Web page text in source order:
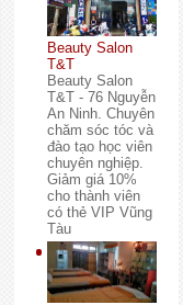
Beauty Salon
T&T
Beauty Salon
T&T - 76 Nguyễn
An Ninh. Chuyên
chăm sóc tóc và
đào tạo học viên
chuyên nghiệp.
Giảm giá 10%
cho thành viên
có thẻ VIP Vũng
Tàu